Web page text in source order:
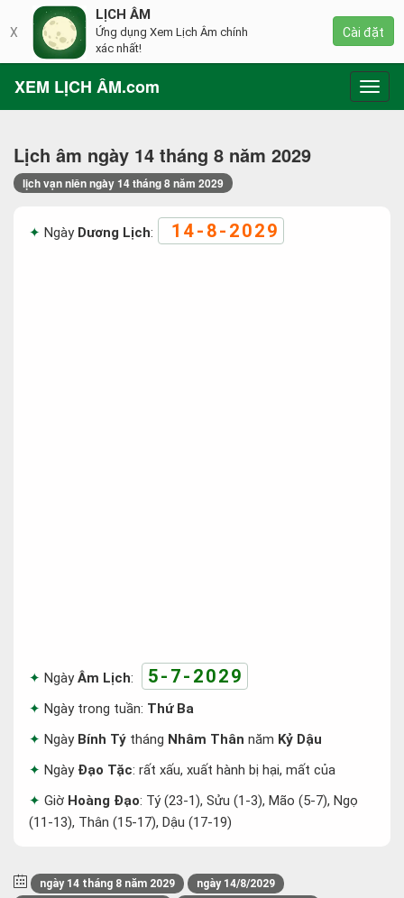
XEM LỊCH ÂM.com
Lịch âm ngày 14 tháng 8 năm 2029
lịch vạn niên ngày 14 tháng 8 năm 2029
Ngày Dương Lịch: 14-8-2029
NgàyÂm Lịch: 5-7-2029
Ngày trong tuần: Thứ Ba
Ngày Bính Tý tháng Nhâm Thân năm Kỷ Dậu
Ngày Đạo Tặc: rất xấu, xuất hành bị hại, mất của
Giờ Hoàng Đạo: Tý (23-1), Sửu (1-3), Mão (5-7), Ngọ
(11-13), Thân (15-17), Dậu (17-19)
ngày 14 tháng 8 năm 2029
ngày 14/8/2029
X
LỊCH ÂM
Ứng dụng Xem Lịch Âm chính
xác nhất!
Cài đặt